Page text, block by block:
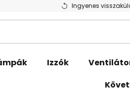
Ingyenes
Izzók